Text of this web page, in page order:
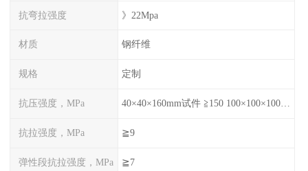
抗弯拉强度 》22Mpa
材质 钢纤维
规格 定制
抗压强度，MPa 40×40×160mm试件 ≧150 100×100×100mm试件≧120
抗拉强度，MPa ≧9
弹性段抗拉强度，MPa ≧7